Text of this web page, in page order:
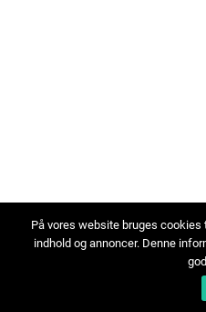
På vores website bruges
indhold og annoncer. Denne